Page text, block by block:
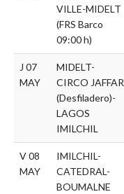
VILLE-MIDELT
(FRS Barco
09:00 h)
J 07
MAY
MIDELT-
CIRCO JAFFAR
(Desfiladero)-
LAGOS
IMILCHIL
V 08
MAY
IMILCHIL-
CATEDRAL-
BOUMALNE